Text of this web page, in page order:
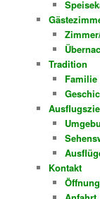
Tradition
Familie
Kontakt